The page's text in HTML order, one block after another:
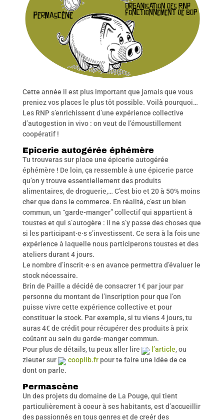
Cette année il est plus important que jamais que vous
preniez vos places le plus tôt possible. Voilà pourquoi…
Les RNP s’enrichissent d’une expérience collective
d’autogestion in vivo : on veut de l’émoustillement
coopératif !
Epicerie autogérée éphémère
Tu trouveras sur place une épicerie autogérée
éphémère ! De loin, ça ressemble à une épicerie parce
qu’on y trouve essentiellement des produits
alimentaires, de droguerie,… C’est bio et 20 à 50% moins
cher que dans le commerce. En réalité, c’est un bien
commun, un “garde-manger” collectif qui appartient à
toustes et qui s’autogère : il ne s’y passe des choses que
si les participant·e·s s’investissent. Ce sera à la fois une
expérience à laquelle nous participerons toustes et des
ateliers durant 4 jours.
Le nombre d’inscrit·e·s en avance permettra d’évaluer le
stock nécessaire.
Brin de Paille a décidé de consacrer 1€ par jour par
personne du montant de l’inscription pour que l’on
puisse vivre cette expérience collective et pour
constituer le stock. Par exemple, si tu viens 4 jours, tu
auras 4€ de crédit pour récupérer des produits à prix
coûtant au sein du garde-manger commun.
Pour plus de détails, tu peux aller lire
l’article, ou
zieuter sur
cooplib.frpour te faire une idée de ce
dont on parle.
Permascène
Un des projets du domaine de La Pouge, qui tient
particulièrement à coeur à ses habitants, est d’accueillir
des passionnés en tous genres et de creér des